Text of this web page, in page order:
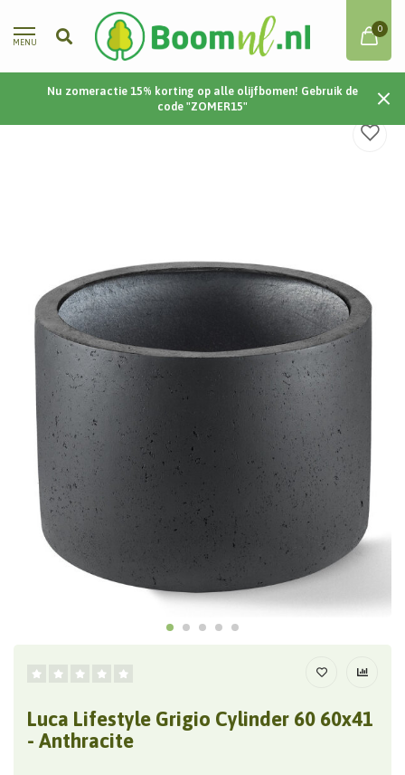
MENU
0
Nu zomeractie 15% korting op alle olijfbomen! Gebruik de
code "ZOMER15"
Home / Grigio Cylinder 60 60x41 - Anthracite
Luca Lifestyle Grigio Cylinder 60 60x41
- Anthracite